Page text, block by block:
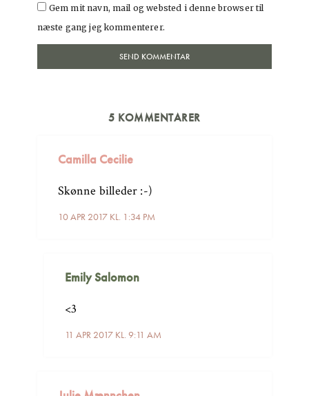
Gem mit navn, mail og websted i denne browser til
næste gang jeg kommenterer.
5 KOMMENTARER
Camilla Cecilie
10 APR 2017 KL. 1:34 PM
Skønne billeder :-)
Emily Salomon
11 APR 2017 KL. 9:11 AM
<3